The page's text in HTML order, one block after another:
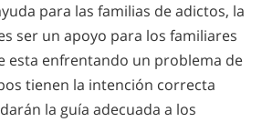
para las familias de adictos, la
ser un apoyo para los familiares
esta enfrentando un problema de
tienen la intención correcta
la guía adecuada a los